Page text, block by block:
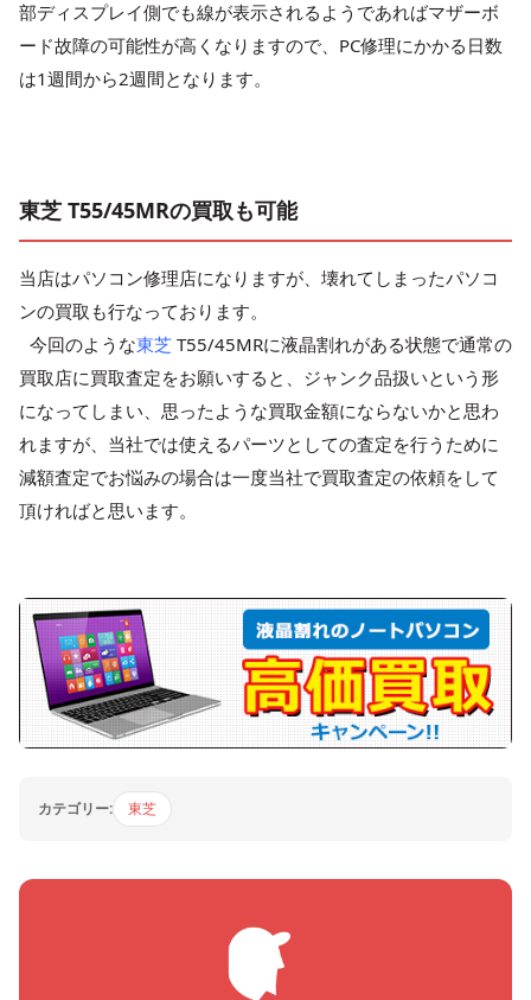
部ディスプレイ側でも線が表示されるようであればマザーボ
ード故障の可能性が高くなりますので、PC修理にかかる日数
は1週間から2週間となります。
東芝 T55/45MRの買取も可能
当店はパソコン修理店になりますが、壊れてしまったパソコ
ンの買取も行なっております。
今回のような東芝 T55/45MRに液晶割れがある状態で通常の
買取店に買取査定をお願いすると、ジャンク品扱いという形
になってしまい、思ったような買取金額にならないかと思わ
れますが、当社では使えるパーツとしての査定を行うために
減額査定でお悩みの場合は一度当社で買取査定の依頼をして
頂ければと思います。
カテゴリー: 東芝